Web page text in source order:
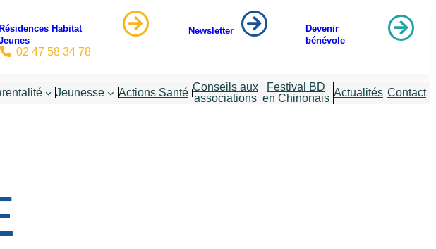
Résidences Habitat
02 47 58 34 78
Newsletter
Devenir
bénévole
Jeunesse Actions Santé Conseils aux
associations
Festival BD
en Chinonais Actualités Contact